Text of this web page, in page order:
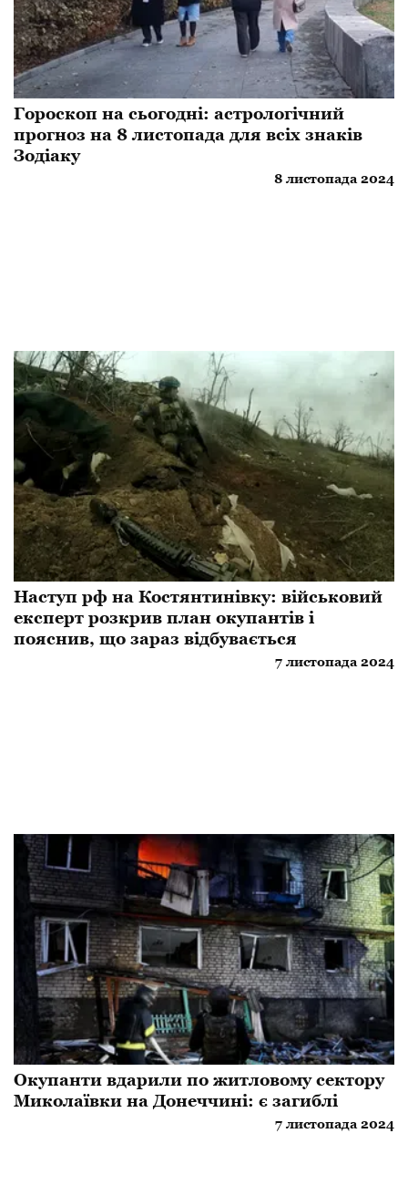
Гороскоп на сьогодні: астрологічний
прогноз на 8 листопада для всіх знаків
Зодіаку
8 листопада 2024
Наступ рф на Костянтинівку: військовий
експерт розкрив план окупантів і
пояснив, що зараз відбувається
7 листопада 2024
Окупанти вдарили по житловому сектору
Миколаївки на Донеччині: є загиблі
7 листопада 2024